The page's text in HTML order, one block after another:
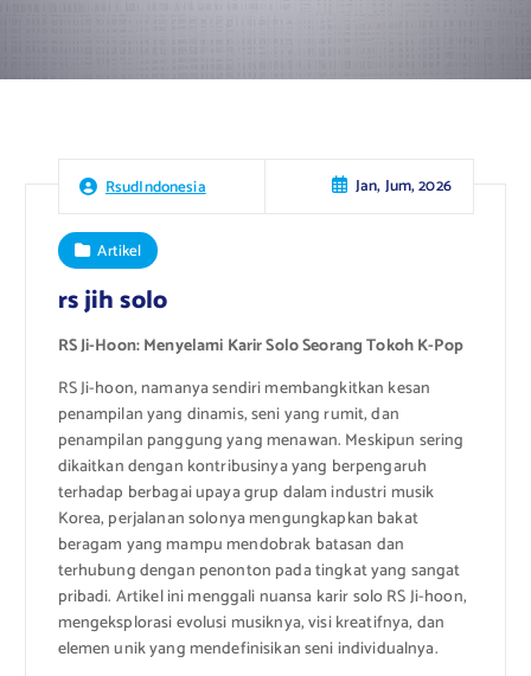
RsudIndonesia Jan, Jum, 2026
Artikel
rs jih solo
RS Ji-Hoon: Menyelami Karir Solo Seorang Tokoh K-Pop
RS Ji-hoon, namanya sendiri membangkitkan kesan
penampilan yang dinamis, seni yang rumit, dan
penampilan panggung yang menawan. Meskipun sering
dikaitkan dengan kontribusinya yang berpengaruh
terhadap berbagai upaya grup dalam industri musik
Korea, perjalanan solonya mengungkapkan bakat
beragam yang mampu mendobrak batasan dan
terhubung dengan penonton pada tingkat yang sangat
pribadi. Artikel ini menggali nuansa karir solo RS Ji-hoon,
mengeksplorasi evolusi musiknya, visi kreatifnya, dan
elemen unik yang mendefinisikan seni individualnya.